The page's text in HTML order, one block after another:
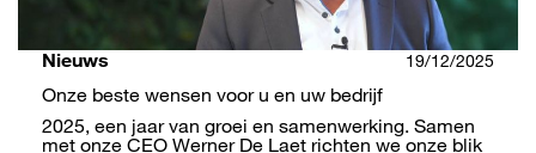
Nieuws 19/12/2025
Onze beste wensen voor u en uw bedrijf
2025, een jaar van groei en samenwerking. Samen
met onze CEO Werner De Laet richten we onze blik